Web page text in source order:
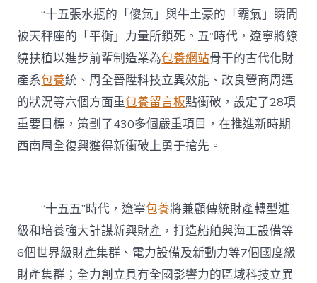
古
代
化
青
海
篇
章〉
中
“十五張水瓶的「傻氣」與牛土豪的「霸氣」瞬間
被天秤座的「平衡」力量所鎖死。五”時代，遼寧將繚
繞扶植以進步前輩制造業為包養網站骨干的古代化財
產系包養統、周全晉陞科技立異效能、改良營商周遭
的狀況等六個方面重包養留言板點衝破，設定了28項
重要目標，策劃了430多個嚴重項目，在推進新時期
西南周全復興獲得新衝破上勇于搶先。
“十五五”時代，遼寧包養將兼顧傳統財產轉型進
級和培養強大計謀新興財產，打造船舶與海工設備等
6個世界級財產集群、電力設備及新動力等7個國度級
財產集群；全力創立具有全國影響力的區域科技立異